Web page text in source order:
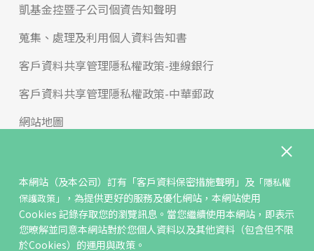
本網站（及本公司）訂有 「客戶資料保密措施聲明」 及「隱私權
保護政策」
，為提供更好的服務及優化網站，本網站使用
Cookies 記錄存取您的瀏覽訊息。當您繼續使用本網站，即表示
您暸解並同意本網站對於您個人資料以及其他資料（包含但不限
於Cookies）的運用與政策。
凱基金控暨子公司個資告知聲明
蒐集、處理及利用個人資料告知書
客戶資料共享管理隱私權政策-連線銀行
客戶資料共享管理隱私權政策-中華郵政
網站地圖
免責聲明
聯絡我們
反詐騙專區